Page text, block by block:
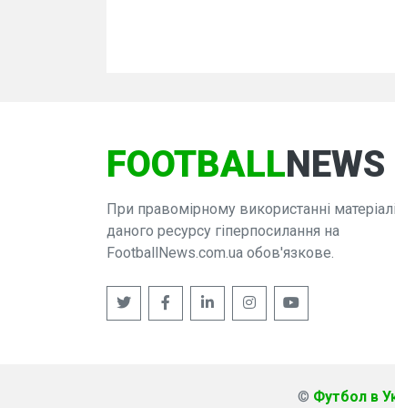
FOOTBALLNEWS
При правомірному використанні
даного ресурсу гіперпосилання на
FootballNews.com.ua обов'язкове.
© Футбол в